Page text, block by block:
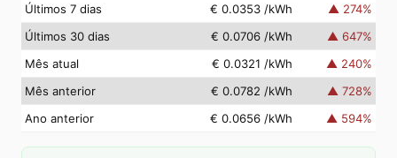
Últimos 7 dias
€ 0.0353 /kWh ▲ 274%
Últimos 30 dias
€ 0.0706 /kWh ▲ 647%
Mês atual
€ 0.0321 /kWh ▲ 240%
Mês anterior
€ 0.0782 /kWh ▲ 728%
Ano anterior
€ 0.0656 /kWh ▲ 594%